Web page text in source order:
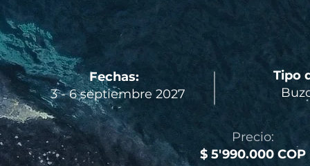
Fechas:
3 - 6 septiembre 2027
Tipo
Precio:
$ 5'990.000 COP